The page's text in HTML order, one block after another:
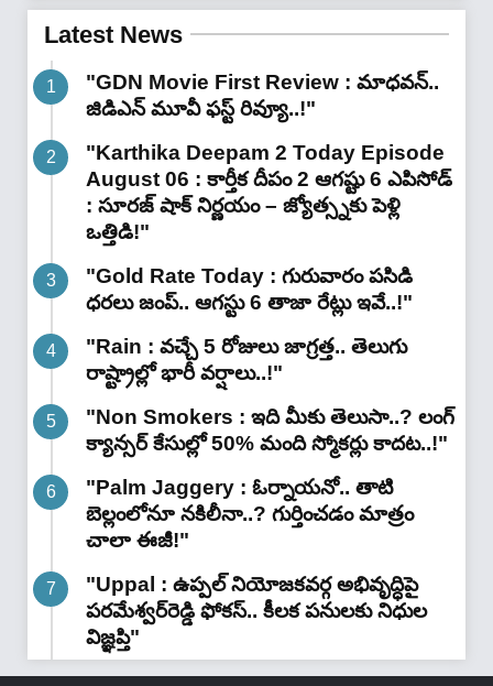
Latest News
"GDN Movie First Review : మాధవన్..
జిడిఎన్ మూవీ ఫ‌స్ట్ రివ్యూ..!"
"Karthika Deepam 2 Today Episode
August 06 : కార్తీక దీపం 2 ఆగష్టు 6 ఎపిసోడ్
: సూరజ్ షాక్ నిర్ణయం – జ్యోత్స్నకు పెళ్లి
ఒత్తిడి!"
"Gold Rate Today : గురువారం పసిడి
ధరలు జంప్.. ఆగస్టు 6 తాజా రేట్లు ఇవే..!"
"Rain : వచ్చే 5 రోజులు జాగ్రత్త.. తెలుగు
రాష్ట్రాల్లో భారీ వ‌ర్షాలు..!"
"Non Smokers : ఇది మీకు తెలుసా..? లంగ్
క్యాన్సర్ కేసుల్లో 50% మంది స్మోకర్లు కాదట..!"
"Palm Jaggery : ఓర్నాయనో.. తాటి
బెల్లంలోనూ నకిలీనా..? గుర్తించడం మాత్రం
చాలా ఈజీ!"
"Uppal : ఉప్పల్ నియోజకవర్గ అభివృద్ధిపై
పరమేశ్వర్‌రెడ్డి ఫోకస్.. కీలక పనులకు నిధుల
విజ్ఞప్తి"